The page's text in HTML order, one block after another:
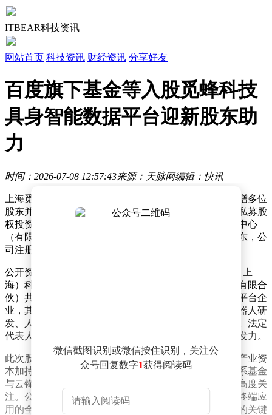
ITBEAR科技资讯
网站首页 科技资讯 财经资讯 分享好友
百度旗下基金等入股觅蜂科技
具身智能数据平台迎新股东助
力
时间：2026-07-08 12:57:43来源：天脉网编辑：快讯
上海觅蜂具身智能科技有限公司近日完成工商变更，新增多位
股东并提升注册资本。根据天眼查信息，三亚百川致新私募股
权投资基金合伙企业（有限合伙）、上海云锋曜持投资中心
（有限合伙）及均普智能（688306）等企业成为其新股东，公
司注册资本从500万元增至约528.8万元。
公开资料显示，该公司成立于2026年2月，由智元创新（上
海）科技股份有限公司与上海蜂合睿力科技合伙企业（有限合
伙）共同孵化。作为智元机器人体系下的具身智能数据平台企
业，其业务聚焦于具身智能数据服务领域，涵盖智能机器人研
发、人工智能应用软件开发及数据处理存储支持等方向。法定
代表人姚卯青带领团队在技术转化与市场拓展方面持续发力。
此次股权变更后，觅蜂科技形成多元化股东结构，既有产业资
本加持，也包含上市公司战略入股。新增股东中，百度系基金
与云锋系投资机构的参与，凸显市场对具身智能赛道的高度关
注。公司经营范围显示，其技术链条覆盖从底层研发到终端应
用的全流程，电子产品销售业务或将成为数据服务落地的关键
微信截图识别或微信按住识别，关注公
众号回复数字1获得阅读码